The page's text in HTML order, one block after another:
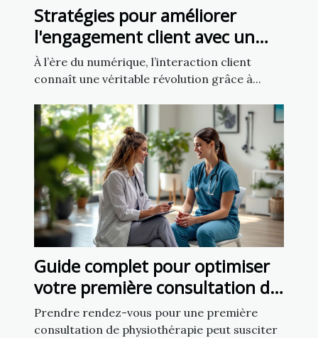
Stratégies pour améliorer
l'engagement client avec un
chatbot IA
À l’ère du numérique, l’interaction client
connaît une véritable révolution grâce à...
Guide complet pour optimiser
votre première consultation de
physiothérapie
Prendre rendez-vous pour une première
consultation de physiothérapie peut susciter